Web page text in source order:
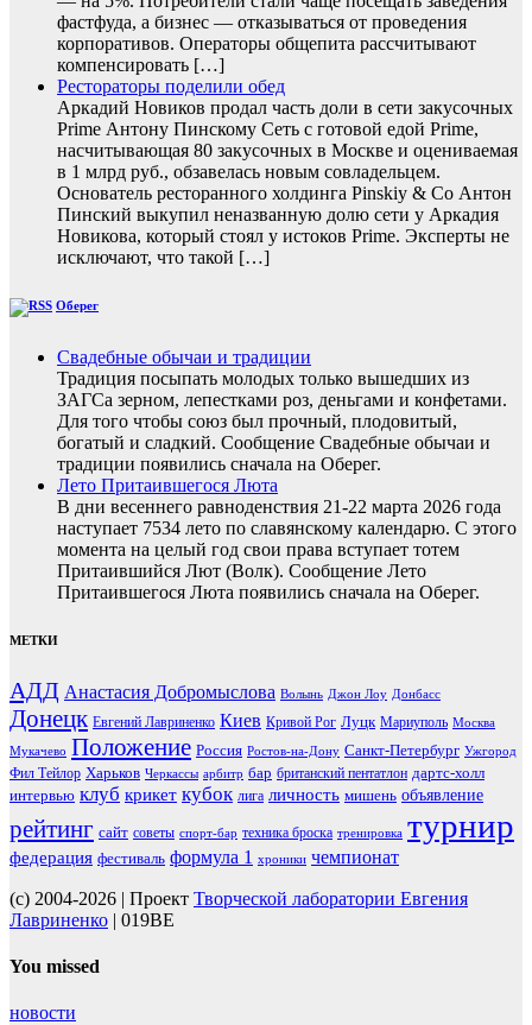
фастфуда, а бизнес — отказываться от проведения
корпоративов. Операторы общепита рассчитывают
компенсировать […]
Рестораторы поделили обед
Аркадий Новиков продал часть доли в сети закусочных
Prime Антону Пинскому Сеть с готовой едой Prime,
насчитывающая 80 закусочных в Москве и оцениваемая
в 1 млрд руб., обзавелась новым совладельцем.
Основатель ресторанного холдинга Pinskiy & Co Антон
Пинский выкупил неназванную долю сети у Аркадия
Новикова, который стоял у истоков Prime. Эксперты не
исключают, что такой […]
Оберег
Свадебные обычаи и традиции
Традиция посыпать молодых только вышедших из
ЗАГСа зерном, лепестками роз, деньгами и конфетами.
Для того чтобы союз был прочный, плодовитый,
богатый и сладкий. Сообщение Свадебные обычаи и
традиции появились сначала на Оберег.
Лето Притаившегося Люта
В дни весеннего равноденствия 21-22 марта 2026 года
наступает 7534 лето по славянскому календарю. С этого
момента на целый год свои права вступает тотем
Притаившийся Лют (Волк). Сообщение Лето
Притаившегося Люта появились сначала на Оберег.
МЕТКИ
АДД Анастасия Добромыслова Волынь Джон Лоу Донбасс
Донецк Евгений Лавриненко Киев Кривой Рог Луцк Мариуполь Москва
Мукачево Положение Россия Ростов-на-Дону Санкт-Петербург Ужгород
Фил Тейлор Харьков Черкассы арбитр бар британский пентатлон дартс-холл
интервью клуб крикет кубок лига личность мишень объявление
рейтинг сайт советы спорт-бар техника броска тренировка турнир
федерация фестиваль формула 1 хроники чемпионат
(c) 2004-2026 | Проект Творческой лаборатории Евгения
Лавриненко | 019BE
You missed
новости